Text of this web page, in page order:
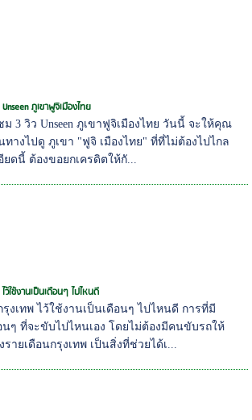
ภูเขาฟูจิเมืองไทย
ม 3 วิว Unseen ภูเขาฟูจิเมืองไทย วันนี้ จะให้คุณ
ทางไปดู ภูเขา "ฟูจิ เมืองไทย" ที่ที่ไม่ต้องไปไกล
ยดนี้ ต้องขอยกเครดิตให้กั...
ว้ใช้งานเป็นเดือนๆ ไปไหนดี
รุงเทพ ไว้ใช้งานเป็นเดือนๆ ไปไหนดี การที่มี
นๆ ที่จะขับไปไหนเอง โดยไม่ต้องมีคนขับรถให้
รายเดือนกรุงเทพ เป็นสิ่งที่ช่วยได้เ...